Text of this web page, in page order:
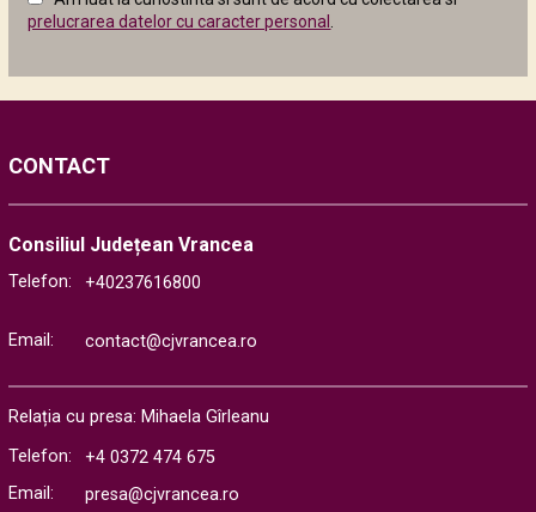
prelucrarea datelor cu caracter personal .
CONTACT
Consiliul Județean Vrancea
Telefon: +40237616800
Email: contact@cjvrancea.ro
Relația cu presa: Mihaela Gîrleanu
Telefon:
+4 0372 474 675
Email:
presa@cjvrancea.ro